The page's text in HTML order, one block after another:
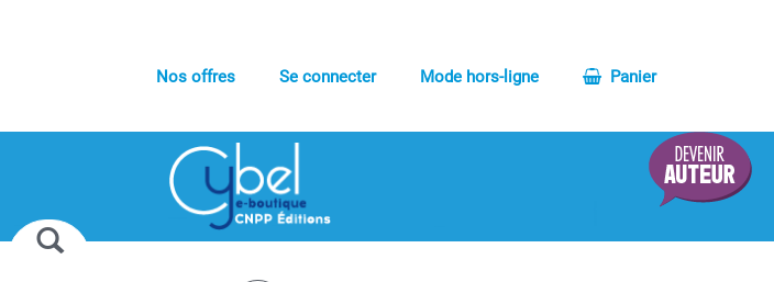
Nos offres Se connecter Mode hors-ligne Panier